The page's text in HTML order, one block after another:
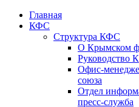
Главная
КФС
Структура КФС
О Крымском
Руководство
Офис-
союза
Отдел
пресс-служба